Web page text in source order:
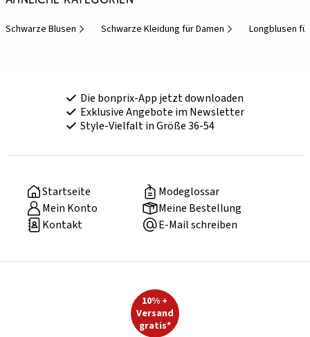
Schwarze Blusen Schwarze Kleidung für Damen Longblusen
Die bonprix-App jetzt downloaden
Exklusive Angebote im Newsletter
Style-Vielfalt in Größe 36-54
Startseite
Modeglossar
Mein Konto
Meine Bestellung
Kontakt
E-Mail schreiben
10% +
Versand
gratis*